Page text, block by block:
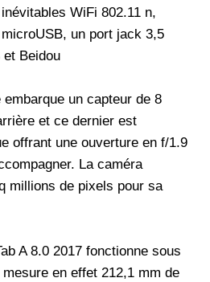
WiFi 802.11 n,
un port jack 3,5
et Beidou
un capteur de 8
et ce dernier est
offrant une ouverture en f/1.9
La caméra
millions de pixels pour sa
A 8.0 2017 fonctionne sous
en effet 212,1 mm de